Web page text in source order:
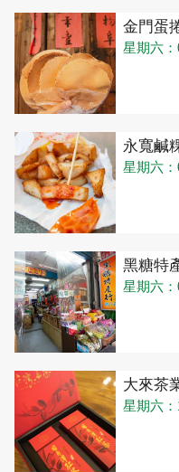
金門蛋
星期六
永寬鹹
星期六
黑糖特
星期六
大來茶
星期六